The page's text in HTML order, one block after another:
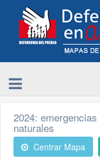
2024:
naturales
Centrar Mapa